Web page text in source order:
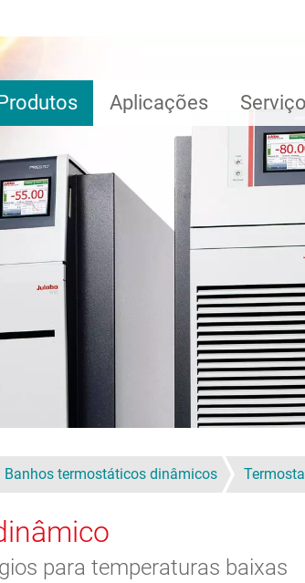
Aplicações Serviço
Banhos termostáticos dinâmicos
para temperaturas baixas